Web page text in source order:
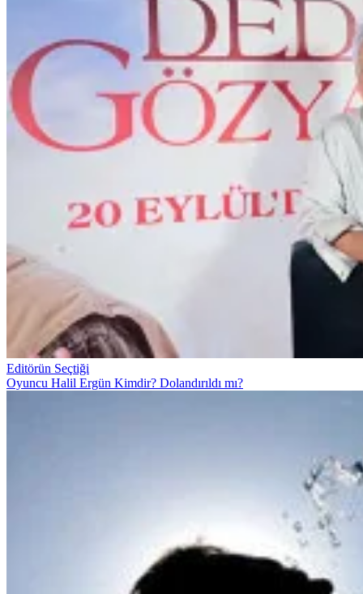
Editörün Seçtiği
Oyuncu Halil Ergün Kimdir? Dolandırıldı mı?